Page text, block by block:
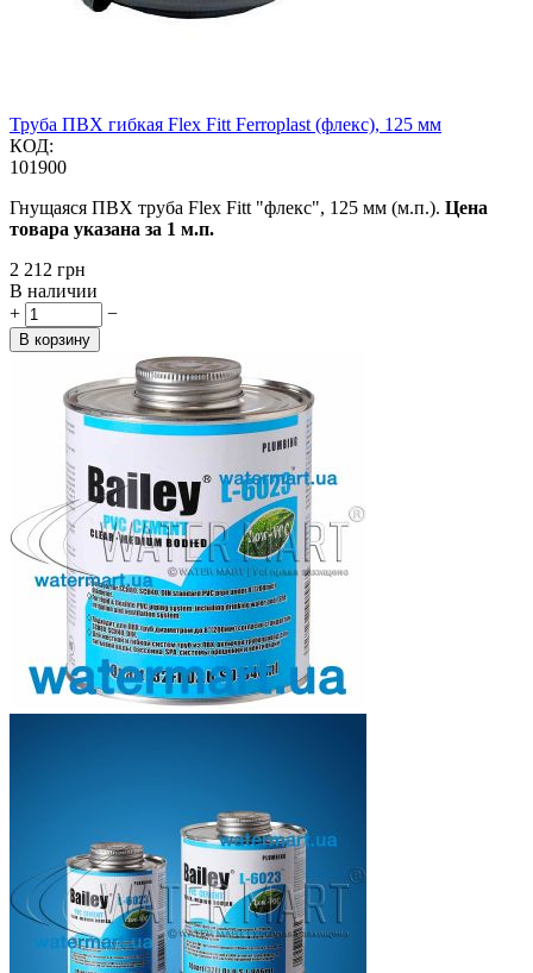
Труба ПВХ гибкая Flex Fitt Ferroplast (флекс), 125 мм
КОД:
101900
Гнущаяся ПВХ труба Flex Fitt "флекс", 125 мм (м.п.). Цена
товара указана за 1 м.п.
‍2 212‍ грн
В наличии
+
−
В корзину